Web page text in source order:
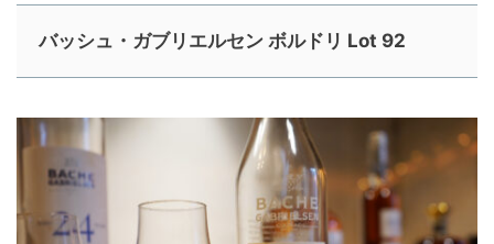
バッシュ・ガブリエルセン ボルドリ Lot 92